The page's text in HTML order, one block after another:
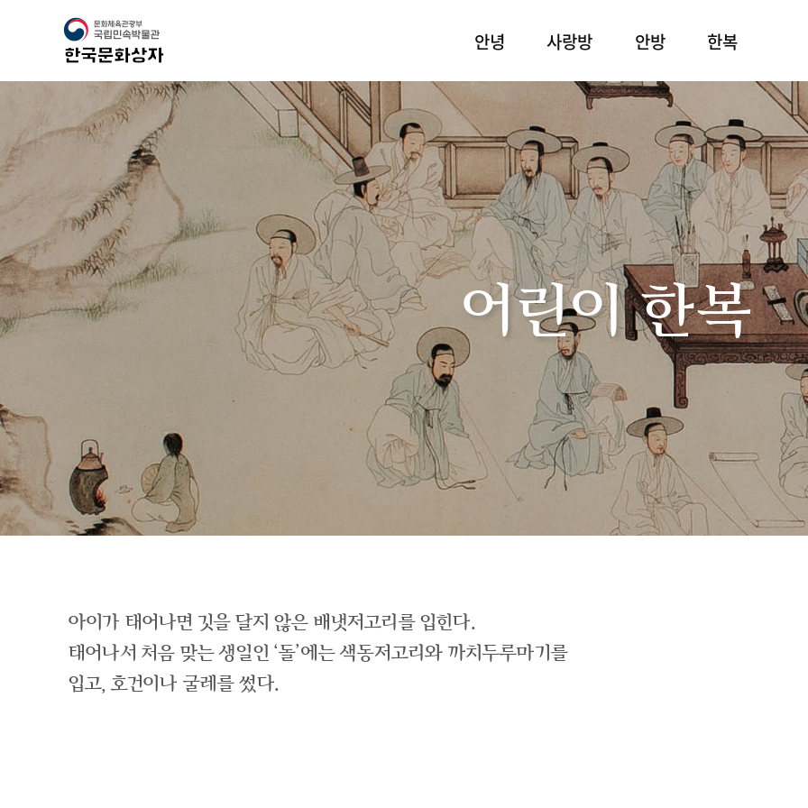
안녕 사랑방 안방 한복
어린이 한복
아이가 태어나면 깃을 달지 않은 배냇저고리를 입힌다.
태어나서 처음 맞는 생일인 ‘돌’에는 색동저고리와 까치두루마기를
입고, 호건이나 굴레를 썼다.